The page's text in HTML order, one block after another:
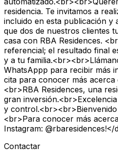
residencia. Te invitamos a
incluido en esta publicación y
que dos de nuestros clientes
casa con RBA Residences.
referencial; el resultado final
y a tu
WhatsAppp para recibir más
cita para conocer más acerca
<br>RBA Residences, una
gran
y
<br>Para conocer más
Instagram: @rbaresidences!</
Contactar